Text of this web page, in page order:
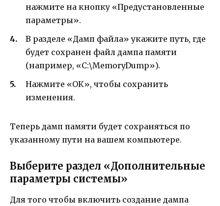
нажмите на кнопку «Предустановленные
параметры».
В разделе «Дамп файла» укажите путь, где
будет сохранен файл дампа памяти
(например, «C:\MemoryDump»).
Нажмите «ОК», чтобы сохранить
изменения.
Теперь дамп памяти будет сохраняться по
указанному пути на вашем компьютере.
Выберите раздел «Дополнительные
параметры системы»
Для того чтобы включить создание дампа